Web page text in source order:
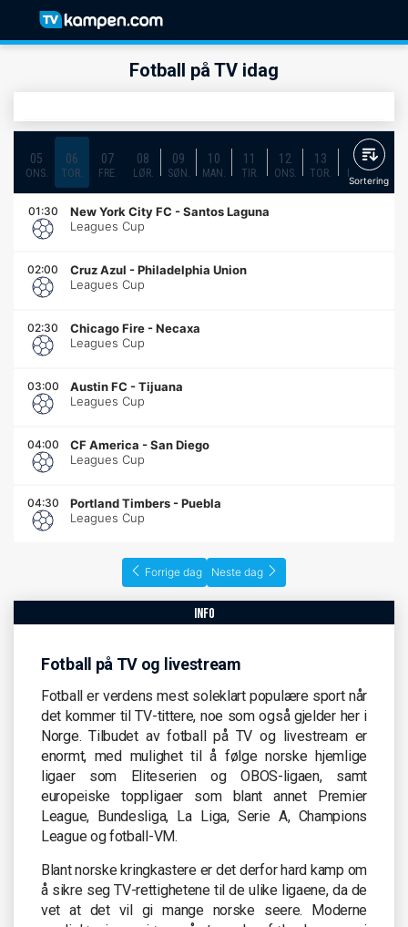
Fotball på TV idag
05
ONS.
06
TOR.
07
FRE.
08
LØR.
09
SØN.
10
MAN.
11
TIR.
12
ONS.
13
TOR.
14
FRE.
Sortering
01:30 New York City FC -Santos Laguna
Leagues Cup
02:00 Cruz Azul -Philadelphia Union
Leagues Cup
02:30 Chicago Fire -Necaxa
Leagues Cup
03:00 Austin FC -Tijuana
Leagues Cup
04:00 CF America -San Diego
Leagues Cup
04:30 Portland Timbers -Puebla
Leagues Cup
Forrige dag Neste dag
info
Fotball på TV og livestream
Fotball er verdens mest soleklart populære sport når
det kommer til TV-tittere, noe som også gjelder her i
Norge. Tilbudet av fotball på TV og livestream er
enormt, med mulighet til å følge norske hjemlige
ligaer som Eliteserien og OBOS-ligaen, samt
europeiske toppligaer som blant annet Premier
League, Bundesliga, La Liga, Serie A, Champions
League og fotball-VM.
Blant norske kringkastere er det derfor hard kamp om
å sikre seg TV-rettighetene til de ulike ligaene, da de
vet at det vil gi mange norske seere. Moderne